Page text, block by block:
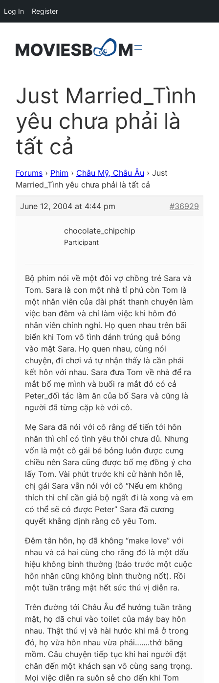
Just Married_Tình
yêu chưa phải là
tất cả
Forums › Phim › Châu Mỹ, Châu Âu › Just
Married_Tình yêu chưa phải là tất cả
June 12, 2004 at 4:44 pm #36929
chocolate_chipchip
Participant
Bộ phim nói về một đôi vợ chồng trẻ Sara và
Tom. Sara là con một nhà tỉ phú còn Tom là
một nhân viên của đài phát thanh chuyên làm
việc ban đêm và chỉ làm việc khi hôm đó
nhân viên chính nghỉ. Họ quen nhau trên bãi
biển khi Tom vô tình đánh trúng quả bóng
vào mặt Sara. Họ quen nhau, cùng nói
chuyện, đi chơi vả tự nhận thấy là cần phải
kết hôn với nhau. Sara đưa Tom về nhà để ra
mắt bố mẹ mình và buổi ra mắt đó có cả
Peter_đối tác làm ăn của bố Sara và cũng là
người đã từng cặp kè với cô.
Mẹ Sara đã nói với cô rằng để tiến tới hôn
nhân thì chỉ có tình yêu thôi chưa đủ. Nhưng
vốn là một cô gái bé bỏng luôn được cưng
chiều nên Sara cũng được bố mẹ đồng ý cho
lấy Tom. Vài phút trước khi cử hành hôn lễ,
chị gái Sara vẫn nói với cô “Nếu em không
thích thì chỉ cần giả bộ ngất đi là xong và em
có thể sẽ có được Peter” Sara đã cương
quyết khằng định rằng cô yêu Tom.
Đêm tân hôn, họ đã không “make love” với
nhau và cả hai cùng cho rằng đó là một dấu
hiệu không bình thường (báo trước một cuộc
hôn nhân cũng không bình thường nốt). Rồi
một tuần trăng mật hết sức thú vị diễn ra.
Trên đường tới Châu Âu để hưởng tuần trăng
mật, họ đã chui vào toilet của máy bay hôn
nhau. Thật thú vị và hài hước khi mả ở trong
đó, họ vừa hôn nhau vừa phải…….thở bằng
mồm. Câu chuyện tiếp tục khi hai người đặt
chân đến một khách sạn vô cùng sang trọng.
Mọi việc diễn ra suôn sẻ cho đến khi Tom
Log In Register